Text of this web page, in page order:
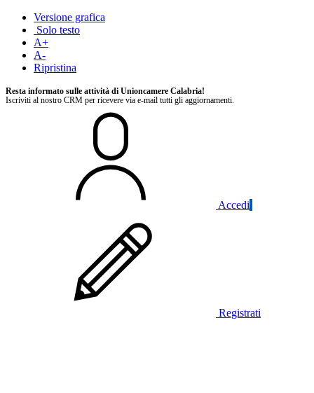
Versione grafica
Solo testo
A+
A-
Ripristina
Resta informato sulle attività di Unioncamere Calabria!
Iscriviti al nostro CRM per ricevere via e-mail tutti gli aggiornamenti.
Accedi
Registrati